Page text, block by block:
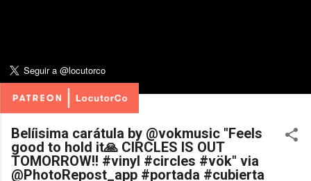
Belíisima carátula by @vokmusic "Feels
good to hold it🙏 CIRCLES IS OUT
TOMORROW!! #vinyl #circles #vök" via
@PhotoRepost_app #portada #cubierta